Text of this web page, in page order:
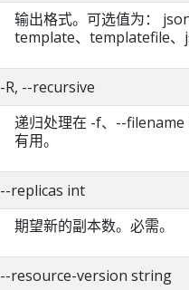
输出格式。可选值为：
template、templatefile
-R, --recursive
递归处理在 -f、--filename
有用。
--replicas int
期望新的副本数。必需。
--resource-version string